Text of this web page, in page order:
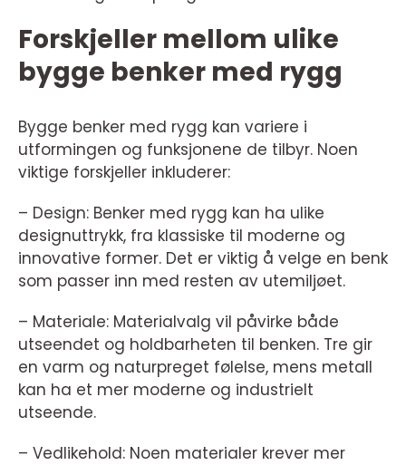
Forskjeller mellom ulike
bygge benker med rygg
Bygge benker med rygg kan variere i
utformingen og funksjonene de tilbyr. Noen
viktige forskjeller inkluderer:
– Design: Benker med rygg kan ha ulike
designuttrykk, fra klassiske til moderne og
innovative former. Det er viktig å velge en benk
som passer inn med resten av utemiljøet.
– Materiale: Materialvalg vil påvirke både
utseendet og holdbarheten til benken. Tre gir
en varm og naturpreget følelse, mens metall
kan ha et mer moderne og industrielt
utseende.
– Vedlikehold: Noen materialer krever mer